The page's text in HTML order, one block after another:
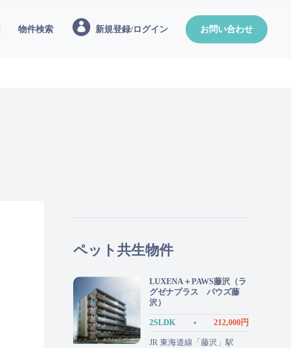
物件検索 新規登録/ログイン お問い合わせ
ペット共生物件
LUXENA＋PAWS藤沢（ラ
グゼナプラス パウズ藤
沢）
2SLDK 212,000円
JR 東海道線「藤沢」駅